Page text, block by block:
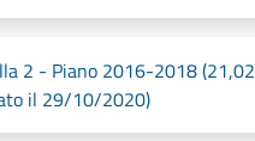
2 - Piano 2016-2018
il 29/10/2020)